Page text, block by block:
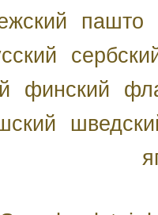
пашто
финский